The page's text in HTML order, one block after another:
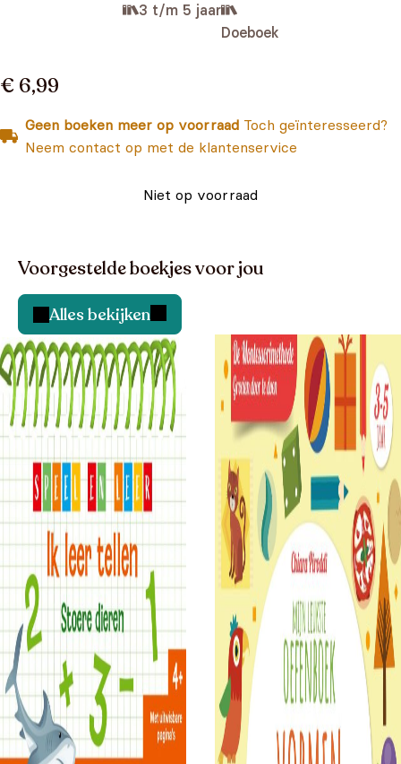
3 t/m 5 jaar
Doeboek
€ 6,99
Geen boeken meer op voorraad Toch geïnteresseerd?
Neem contact op met de klantenservice
Niet op voorraad
Voorgestelde boekjes voor jou
Alles bekijken